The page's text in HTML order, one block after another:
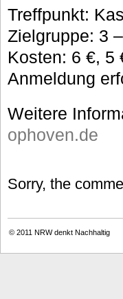
Treffpunkt:
Zielgruppe: 3
Kosten: 6 €, 5
Anmeldung
Weitere
ophoven.de
Sorry, the
© 2011 NRW denkt Nachhaltig